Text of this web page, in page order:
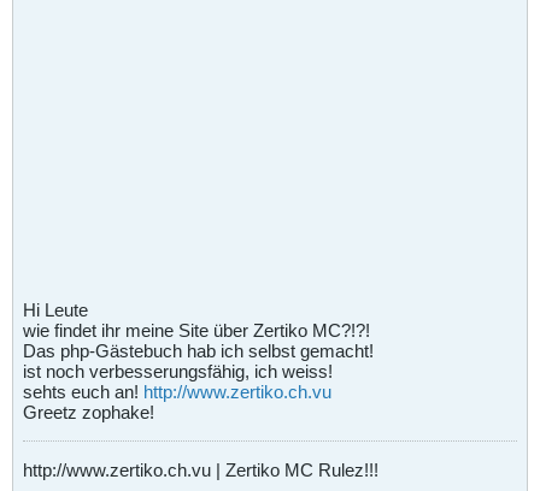
Hi Leute
wie findet ihr meine Site über Zertiko MC?!?!
Das php-Gästebuch hab ich selbst gemacht!
ist noch verbesserungsfähig, ich weiss!
sehts euch an! http://www.zertiko.ch.vu
Greetz zophake!
http://www.zertiko.ch.vu | Zertiko MC Rulez!!!